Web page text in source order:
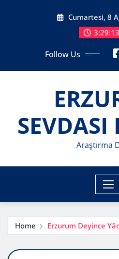
Cumartesi, 8
Follow Us
SEVDASI
Araştırma
Home Erzurum Deyince